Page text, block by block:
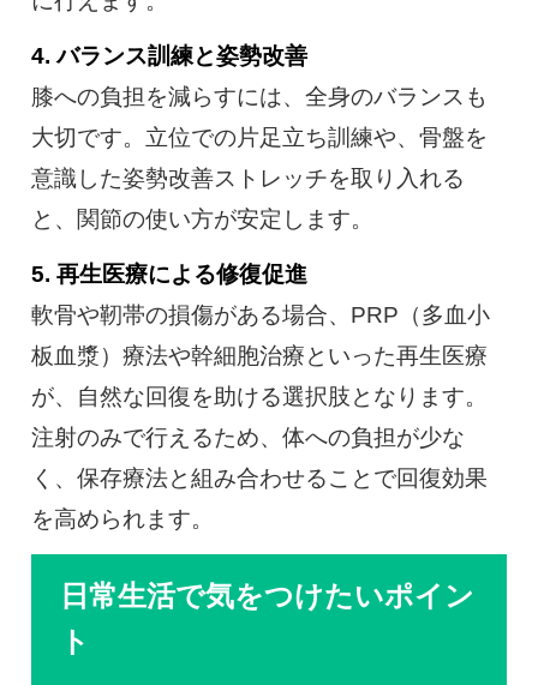
4. バランス訓練と姿勢改善
膝への負担を減らすには、全身のバランスも
大切です。立位での片足立ち訓練や、骨盤を
意識した姿勢改善ストレッチを取り入れる
と、関節の使い方が安定します。
5. 再生医療による修復促進
軟骨や靭帯の損傷がある場合、PRP（多血小
板血漿）療法や幹細胞治療といった再生医療
が、自然な回復を助ける選択肢となります。
注射のみで行えるため、体への負担が少な
く、保存療法と組み合わせることで回復効果
を高められます。
日常生活で気をつけたいポイン
ト